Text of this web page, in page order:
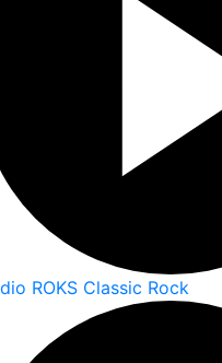
ROKS Classic Rock